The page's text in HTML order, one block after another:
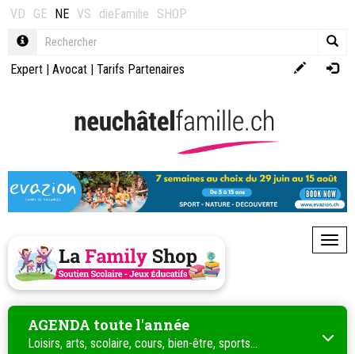
VD GE NE VS dieFamilie SHOP
Expert | Avocat | Tarifs Partenaires
AGENDA toute l'année
Loisirs, arts, scolaire, cours, bien-être, sports...